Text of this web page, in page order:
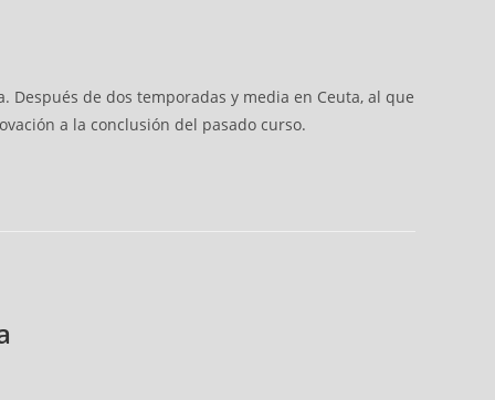
Después de dos temporadas y media en Ceuta, al que
a la conclusión del pasado curso.